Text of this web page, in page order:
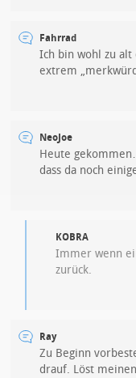
Fahrrad
Ich bin wohl zu
extrem
NeoJoe
Heute
dass da noch
KOBRA
Immer wenn
zurück.
Ray
Zu Beginn
drauf. Löst